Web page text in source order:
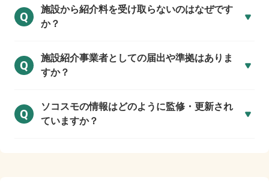
Q
施設から紹介料を受け取らないのはなぜです
か？
Q
施設紹介事業者としての届出や準拠はありま
すか？
Q
ソコスモの情報はどのように監修・更新され
ていますか？